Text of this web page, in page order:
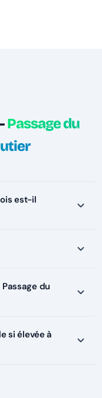
Passage du
est-il
du
si élevée à